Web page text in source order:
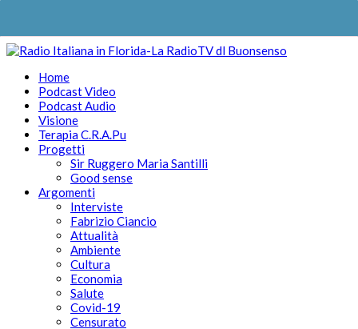
Home
Podcast Video
Podcast Audio
Visione
Terapia C.R.A.Pu
Progetti
Sir Ruggero Maria Santilli
Good sense
Argomenti
Interviste
Fabrizio Ciancio
Attualità
Ambiente
Cultura
Economia
Salute
Covid-19
Censurato